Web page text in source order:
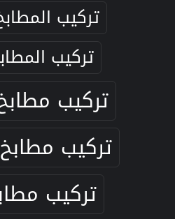
تركيب
تركيب
تركيب
تركيب
تركيب